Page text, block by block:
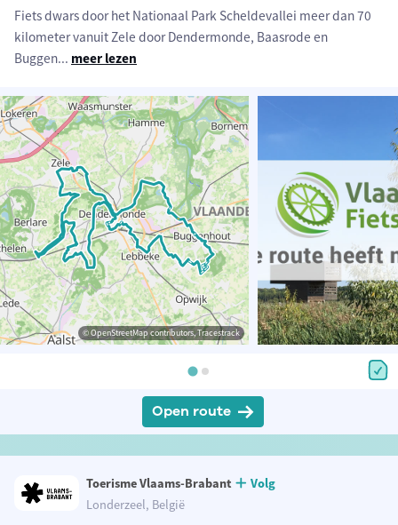
Fiets dwars door het Nationaal Park Scheldevallei meer dan 70
kilometer vanuit Zele door Dendermonde, Baasrode en
Buggen... meer lezen
© OpenStreetMap contributors, Tracestrack
Open route
Toerisme Vlaams-Brabant
Volg
Londerzeel, België